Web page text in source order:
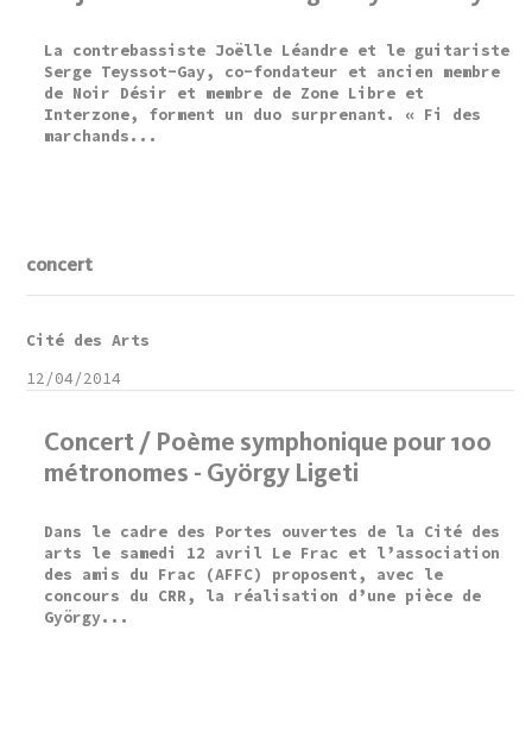
La contrebassiste Joëlle Léandre et le guitariste
Serge Teyssot-Gay, co-fondateur et ancien membre
de Noir Désir et membre de Zone Libre et
Interzone, forment un duo surprenant. « Fi des
marchands...
concert
Concert / Poème symphonique pour 100
métronomes - György Ligeti
Dans le cadre des Portes ouvertes de la Cité des
arts le samedi 12 avril Le Frac et l’association
des amis du Frac (AFFC) proposent, avec le
concours du CRR, la réalisation d’une pièce de
György...
Cité des Arts
12/04/2014